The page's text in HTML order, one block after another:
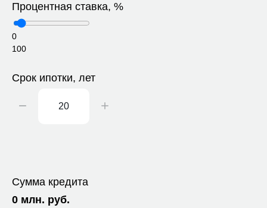
Процентная ставка, %
0
100
Срок ипотки, лет
Сумма кредита
0 млн. руб.